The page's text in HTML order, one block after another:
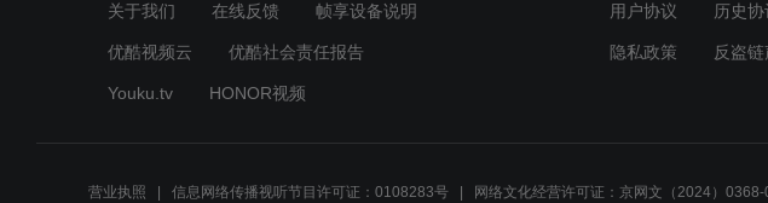
关于我们 在线反馈 帧享设备说明
优酷视频云 优酷社会责任报告
Youku.tv HONOR视频
用户协议 历史
隐私政策 反盗链
营业执照 信息网络传播视听节目许可证：0108283号 网络文化经营许可证：京网文（2024）